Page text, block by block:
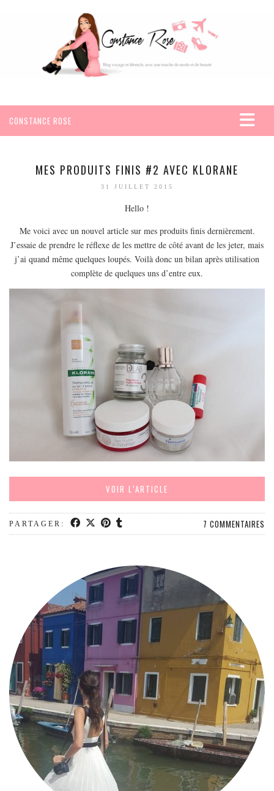
CONSTANCE ROSE
VOYAGES
AMÉRIQUE
MEXIQUE
FRANCE
HONGRIE
ITALIE
PAYS BAS
RÉPUBLIQUE TCHÈQUE
OCÉANIE
ARTICLES PRATIQUES
MON PROGRAMME DE YOGA EN LIGNE
AUTRES CATÉGORIES
DIVERSES BOX
DIY
LIFESTYLE
ME CONTACTER
A PROPOS
PARUTIONS ET PARTENARIATS
MES PRODUITS FINIS #2 AVEC KLORANE
31 JUILLET 2015
Hello !
Me voici avec un nouvel article sur mes produits finis dernièrement.
J’essaie de prendre le réflexe de les mettre de côté avant de les jeter, mais
j’ai quand même quelques loupés. Voilà donc un bilan après utilisation
complète de quelques uns d’entre eux.
VOIR L’ARTICLE
PARTAGER: 7 COMMENTAIRES